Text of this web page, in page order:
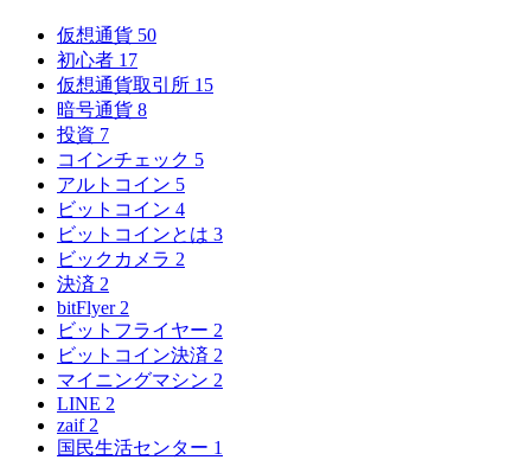
仮想通貨 50
初心者 17
仮想通貨取引所 15
暗号通貨 8
投資 7
コインチェック 5
アルトコイン 5
ビットコイン 4
ビットコインとは 3
ビックカメラ 2
決済 2
bitFlyer 2
ビットフライヤー 2
ビットコイン決済 2
マイニングマシン 2
LINE 2
zaif 2
国民生活センター 1